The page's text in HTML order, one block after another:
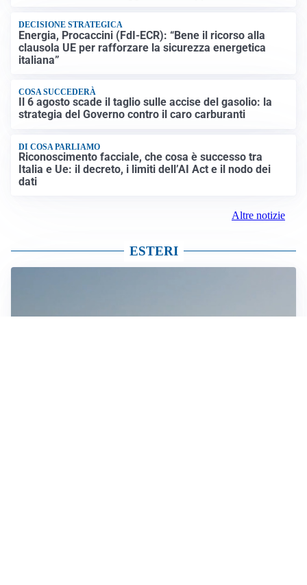
DECISIONE STRATEGICA
Energia, Procaccini (FdI-ECR): “Bene il ricorso alla
clausola UE per rafforzare la sicurezza energetica
italiana”
COSA SUCCEDERÀ
Il 6 agosto scade il taglio sulle accise del gasolio: la
strategia del Governo contro il caro carburanti
DI COSA PARLIAMO
Riconoscimento facciale, che cosa è successo tra
Italia e Ue: il decreto, i limiti dell’AI Act e il nodo dei
dati
Altre notizie
ESTERI